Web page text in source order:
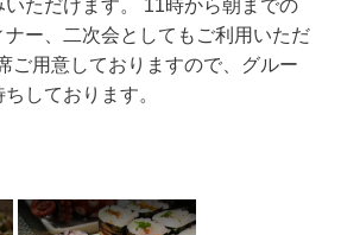
ただけます。 11時から朝までの
ー、二次会としてもご利用いただ
ご用意しておりますので、グルー
しております。